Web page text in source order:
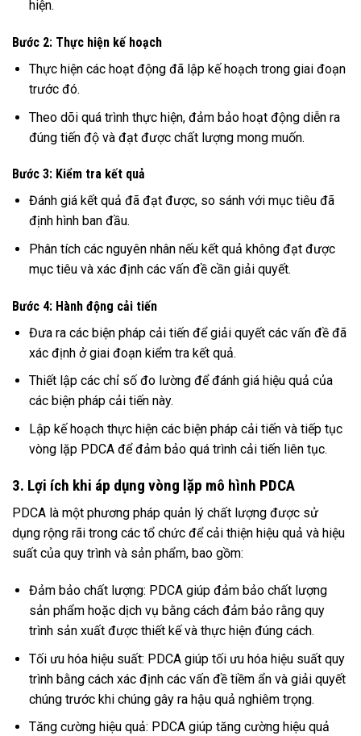
hiện.
Bước 2: Thực hiện kế hoạch
Thực hiện các hoạt động đã lập kế hoạch trong giai đoạn
trước đó.
Theo dõi quá trình thực hiện, đảm bảo hoạt động diễn ra
đúng tiến độ và đạt được chất lượng mong muốn.
Bước 3: Kiểm tra kết quả
Đánh giá kết quả đã đạt được, so sánh với mục tiêu đã
định hình ban đầu.
Phân tích các nguyên nhân nếu kết quả không đạt được
mục tiêu và xác định các vấn đề cần giải quyết.
Bước 4: Hành động cải tiến
Đưa ra các biện pháp cải tiến để giải quyết các vấn đề đã
xác định ở giai đoạn kiểm tra kết quả.
Thiết lập các chỉ số đo lường để đánh giá hiệu quả của
các biện pháp cải tiến này.
Lập kế hoạch thực hiện các biện pháp cải tiến và tiếp tục
vòng lặp PDCA để đảm bảo quá trình cải tiến liên tục.
3. Lợi ích khi áp dụng vòng lặp mô hình PDCA
PDCA là một phương pháp quản lý chất lượng được sử
dụng rộng rãi trong các tổ chức để cải thiện hiệu quả và hiệu
suất của quy trình và sản phẩm, bao gồm:
Đảm bảo chất lượng: PDCA giúp đảm bảo chất lượng
sản phẩm hoặc dịch vụ bằng cách đảm bảo rằng quy
trình sản xuất được thiết kế và thực hiện đúng cách.
Tối ưu hóa hiệu suất: PDCA giúp tối ưu hóa hiệu suất quy
trình bằng cách xác định các vấn đề tiềm ẩn và giải quyết
chúng trước khi chúng gây ra hậu quả nghiêm trọng.
Tăng cường hiệu quả: PDCA giúp tăng cường hiệu quả